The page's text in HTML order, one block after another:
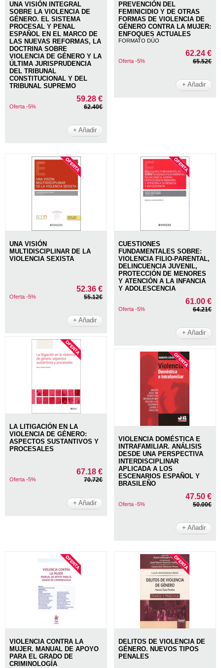
UNA VISIÓN INTEGRAL
SOBRE LA VIOLENCIA DE
GÉNERO. EL SISTEMA
PROCESAL Y PENAL
ESPAÑOL EN EL MARCO DE
LAS NUEVAS REFORMAS, LA
DOCTRINA SOBRE
VIOLENCIA DE GÉNERO Y LA
ÚLTIMA JURISPRUDENCIA
DEL TRIBUNAL
CONSTITUCIONAL Y DEL
TRIBUNAL SUPREMO
59.28 €
Oferta -5% 62.40€
+ Añadir
PREVENCIÓN DEL
FEMINICIDIO Y DE OTRAS
FORMAS DE VIOLENCIA DE
GÉNERO CONTRA LA MUJER:
ENFOQUES ACTUALES
FORMATO DÚO
62.24 €
Oferta -5% 65.52€
+ Añadir
UNA VISIÓN
MULTIDISCIPLINAR DE LA
VIOLENCIA SEXISTA
52.36 €
Oferta -5% 55.12€
+ Añadir
CUESTIONES
FUNDAMENTALES SOBRE:
VIOLENCIA FILIO-PARENTAL,
DELINCUENCIA JUVENIL,
PROTECCIÓN DE MENORES
Y ATENCIÓN A LA INFANCIA
Y ADOLESCENCIA
61.00 €
Oferta -5% 64.21€
+ Añadir
LA LITIGACIÓN EN LA
VIOLENCIA DE GÉNERO:
ASPECTOS SUSTANTIVOS Y
PROCESALES
67.18 €
Oferta -5% 70.72€
+ Añadir
VIOLENCIA DOMÉSTICA E
INTRAFAMILIAR. ANÁLISIS
DESDE UNA PERSPECTIVA
INTERDISCIPLINAR
APLICADA A LOS
ESCENARIOS ESPAÑOL Y
BRASILEÑO
47.50 €
Oferta -5% 50.00€
+ Añadir
VIOLENCIA CONTRA LA
MUJER. MANUAL DE APOYO
PARA EL GRADO DE
CRIMINOLOGÍA
DELITOS DE VIOLENCIA DE
GÉNERO. NUEVOS TIPOS
PENALES